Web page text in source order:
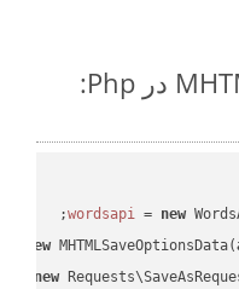
نحوه تبدیل MHTML to PPSM در Php:
= new
new MHTMLSaveOptionsData(
new